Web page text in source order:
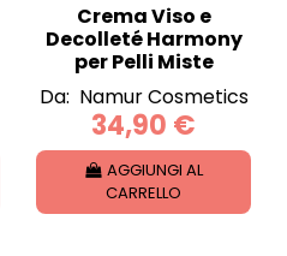
Crema Viso e
Decolleté Harmony
per Pelli Miste
Da: Namur Cosmetics
34,90 €
AGGIUNGI AL
CARRELLO